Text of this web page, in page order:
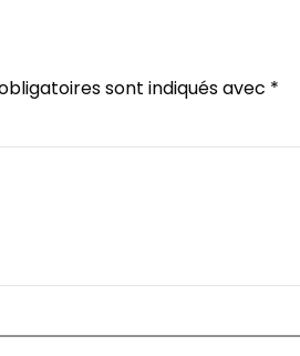
sont indiqués avec *